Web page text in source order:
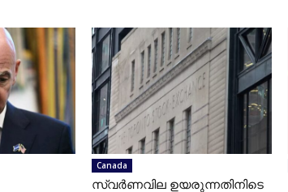
Canada
സ്വർണവില ഉയരുന്നതിനിടെ